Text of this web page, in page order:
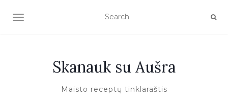
TOGGLE NAVIGATION
Skanauk su Aušra
Maisto receptų tinklaraštis